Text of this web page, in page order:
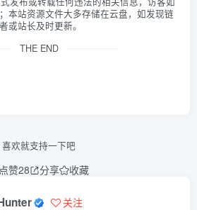
本站资源文件大多存储在云盘，如发现链
或站长及时更新。
THE END
喜欢就支持一下吧
点赞28 分享 收藏
关注